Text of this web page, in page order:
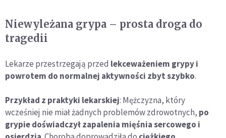
Niewyleżana grypa – prosta droga do
tragedii
Lekarze przestrzegają przed lekceważeniem grypy i
powrotem do normalnej aktywności zbyt szybko.
Przykład z praktyki lekarskiej: Mężczyzna, który
wcześniej nie miał żadnych problemów zdrowotnych, po
grypie doświadczył zapalenia mięśnia sercowego i